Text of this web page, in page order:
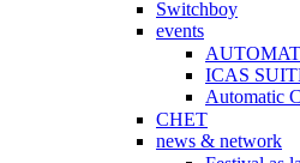
Switchboy
events
ICAS
Automatic
CHET
news & network